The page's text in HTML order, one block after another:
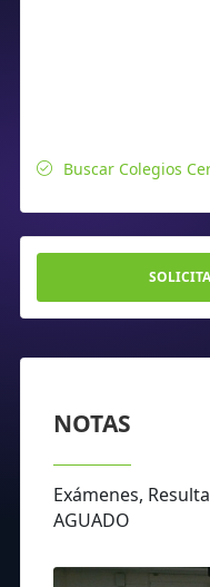
Buscar Colegios
NOTAS
Exámenes,
AGUADO